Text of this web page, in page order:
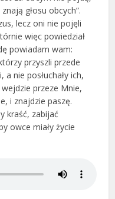
głosu obcych”.
lecz oni nie pojęli
więc powiedział
powiadam wam:
przyszli przede
nie posłuchały ich,
przeze Mnie,
i znajdzie paszę.
kraść, zabijać
owce miały życie